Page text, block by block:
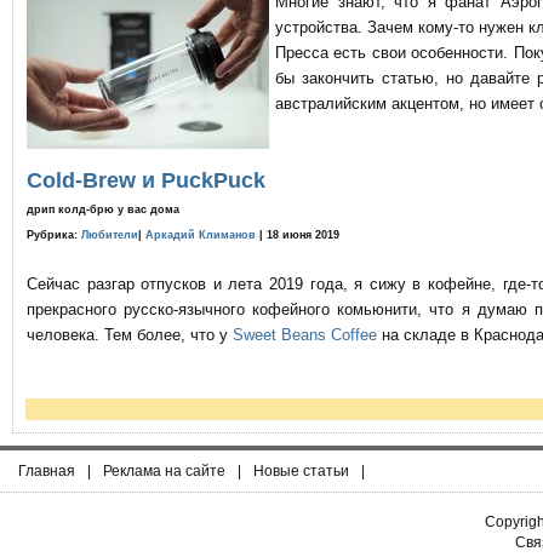
устройства. Зачем кому-то нужен
Пресса есть свои особенности.
бы закончить статью, но давайте
австралийским акцентом, но имеет
Cold-Brew и PuckPuck
дрип колд-брю у вас дома
Рубрика: Любители Аркадий Климанов | 18 июня 2019
Сейчас разгар отпусков и лета 2019 года, я сижу в кофейне,
прекрасного русско-язычного кофейного комьюнити, что я
человека. Тем более, что у Sweet Beans Coffee на складе в
Главная | Реклама на сайте | Новые статьи |